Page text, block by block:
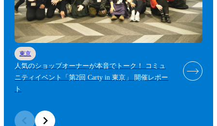
東京
人気のショップオーナーが本音でトーク！ コミュ
ニティイベント「第2回 Carty in 東京」 開催レポー
ト